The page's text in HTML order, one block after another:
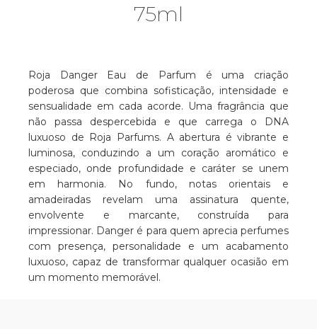
75ml
Roja Danger Eau de Parfum é uma criação
poderosa que combina sofisticação, intensidade e
sensualidade em cada acorde. Uma fragrância que
não passa despercebida e que carrega o DNA
luxuoso de Roja Parfums. A abertura é vibrante e
luminosa, conduzindo a um coração aromático e
especiado, onde profundidade e caráter se unem
em harmonia. No fundo, notas orientais e
amadeiradas revelam uma assinatura quente,
envolvente e marcante, construída para
impressionar. Danger é para quem aprecia perfumes
com presença, personalidade e um acabamento
luxuoso, capaz de transformar qualquer ocasião em
um momento memorável.